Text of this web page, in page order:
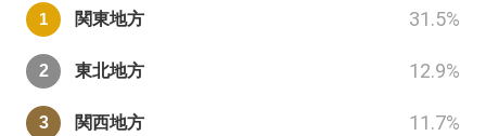
関東地方 31.5%
東北地方 12.9%
関西地方 11.7%